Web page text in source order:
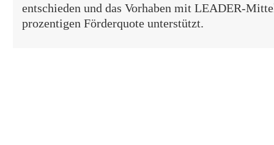
entschieden und das Vorhaben mit LEADER-
prozentigen Förderquote unterstützt.